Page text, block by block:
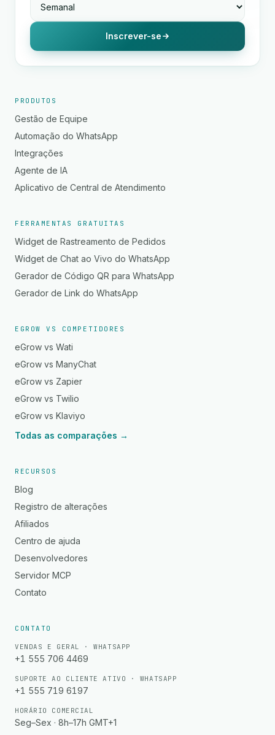
Inscrever-se
PRODUTOS
Gestão de Equipe
Automação do WhatsApp
Integrações
Agente de IA
Aplicativo de Central de Atendimento
FERRAMENTAS GRATUITAS
Widget de Rastreamento de Pedidos
Widget de Chat ao Vivo do WhatsApp
Gerador de Código QR para WhatsApp
Gerador de Link do WhatsApp
EGROW VS COMPETIDORES
eGrow vs Wati
eGrow vs ManyChat
eGrow vs Zapier
eGrow vs Twilio
eGrow vs Klaviyo
Todas as comparações →
RECURSOS
Blog
Registro de alterações
Afiliados
Centro de ajuda
Desenvolvedores
Servidor MCP
Contato
CONTATO
VENDAS E GERAL · WHATSAPP
+1 555 706 4469
SUPORTE AO CLIENTE ATIVO · WHATSAPP
+1 555 719 6197
HORÁRIO COMERCIAL
Seg–Sex · 8h–17h GMT+1